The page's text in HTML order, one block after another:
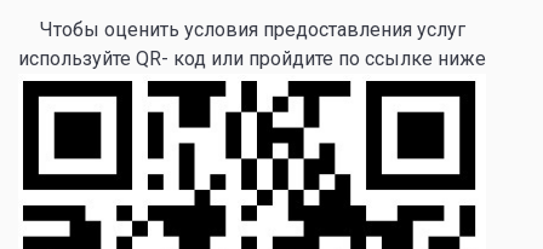
Чтобы оценить условия предоставления услуг
используйте QR- код или пройдите по ссылке ниже